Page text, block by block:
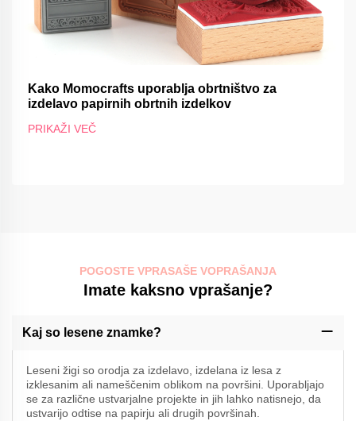
Kako Momocrafts uporablja obrtništvo za
izdelavo papirnih obrtnih izdelkov
PRIKAŽI VEČ
POGOSTE VPRASAŠE VOPRAŠANJA
Imate kaksno vprašanje?
Kaj so lesene znamke?
Leseni žigi so orodja za izdelavo, izdelana iz lesa z
izklesanim ali nameščenim oblikom na površini. Uporabljajo
se za različne ustvarjalne projekte in jih lahko natisnejo, da
ustvarijo odtise na papirju ali drugih površinah.